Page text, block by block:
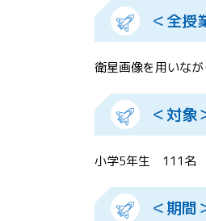
＜全授
衛星画像を用いな
＜対象
小学5年生 111名
＜期間